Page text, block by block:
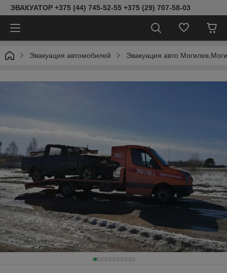
ЭВАКУАТОР +375 (44) 745-52-55 +375 (29) 707-58-03
Эвакуация автомобилей Эвакуация авто